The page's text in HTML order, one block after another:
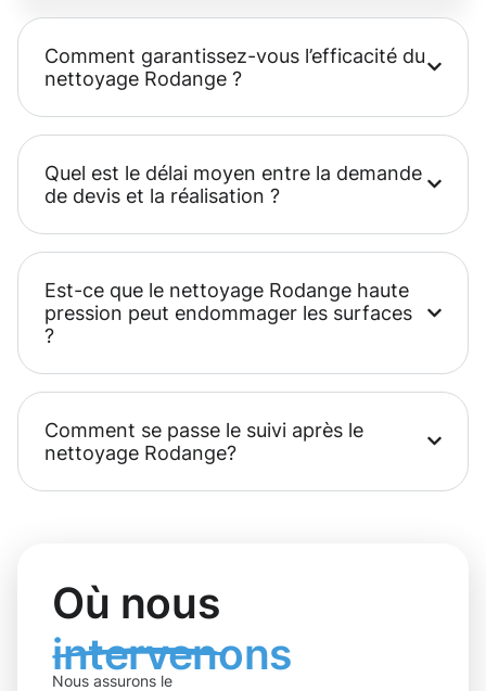
Comment garantissez-vous l’efficacité du
nettoyage Rodange ?
Quel est le délai moyen entre la demande
de devis et la réalisation ?
Est-ce que le nettoyage Rodange haute
pression peut endommager les surfaces
?
Comment se passe le suivi après le
nettoyage Rodange?
Où nous
intervenons
Nous assurons le